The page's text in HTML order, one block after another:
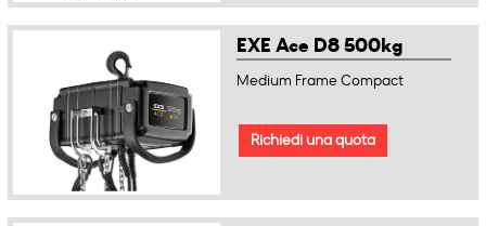
EXE Ace D8 500kg
Medium Frame Compact
Richiedi una quota